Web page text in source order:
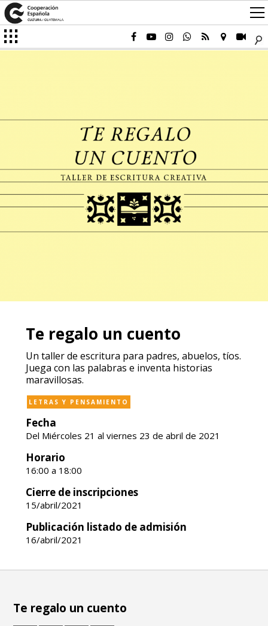
Te regalo un cuento
Un taller de escritura para padres, abuelos, tíos.
Juega con las palabras e inventa historias
maravillosas.
LETRAS Y PENSAMIENTO
Fecha
Del Miércoles 21 al viernes 23 de abril de 2021
Horario
16:00 a 18:00
Cierre de inscripciones
15/abril/2021
Publicación listado de admisión
16/abril/2021
Te regalo un cuento